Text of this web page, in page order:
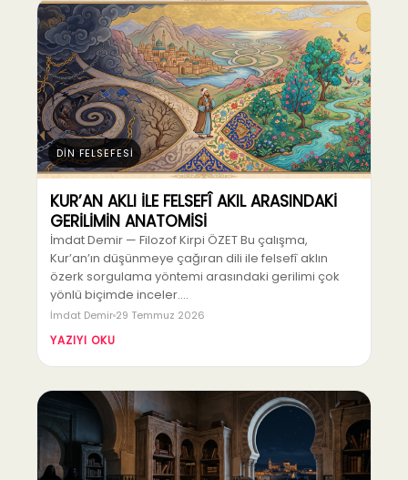
DİN FELSEFESİ
KUR’AN AKLI İLE FELSEFÎ AKIL ARASINDAKİ
GERİLİMİN ANATOMİSİ
İmdat Demir — Filozof Kirpi ÖZET Bu çalışma,
Kur’an’ın düşünmeye çağıran dili ile felsefî aklın
özerk sorgulama yöntemi arasındaki gerilimi çok
yönlü biçimde inceler.…
İmdat Demir 29 Temmuz 2026
YAZIYI OKU